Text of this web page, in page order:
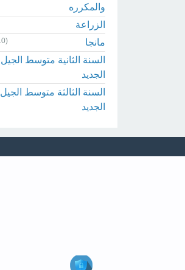
والمكرره
الزراعة
مانجا (11.0ألف)
السنة الثانية متوسط الجيل
الجديد
السنة الثالثة متوسط الجيل
الجديد